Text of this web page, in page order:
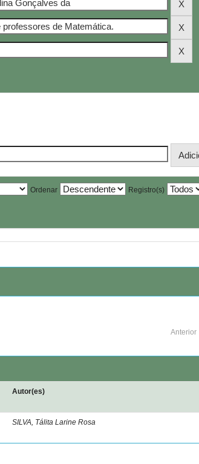
Ordenar Registro(s)
Anterior
Autor(es)
SILVA, Tálita Larine Rosa